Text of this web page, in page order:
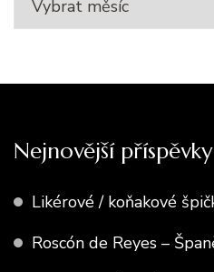
Nejnovější příspěvky
Likérové / koňakové
Roscón de Reyes –